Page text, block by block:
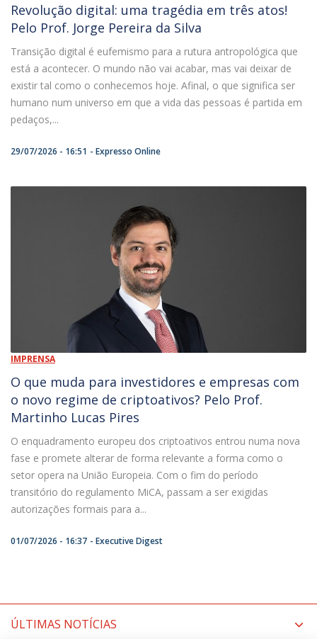
Revolução digital: uma tragédia em três atos!
Pelo Prof. Jorge Pereira da Silva
Transição digital é eufemismo para a rutura antropológica que
está a acontecer. O mundo não vai acabar, mas vai deixar de
existir tal como o conhecemos hoje. Afinal, o que significa ser
humano num universo em que a vida das pessoas é partida em
pedaços,...
29/07/2026 - 16:51 Expresso Online
IMPRENSA
O que muda para investidores e empresas com
o novo regime de criptoativos? Pelo Prof.
Martinho Lucas Pires
O enquadramento europeu dos criptoativos entrou numa nova
fase e promete alterar de forma relevante a forma como o
setor opera na União Europeia. Com o fim do período
transitório do regulamento MiCA, passam a ser exigidas
autorizações formais para a...
01/07/2026 - 16:37 Executive Digest
ÚLTIMAS NOTÍCIAS